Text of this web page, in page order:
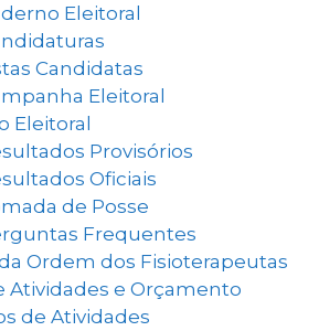
Eleitoral
Candidatas
Eleitoral
Eleitoral
Provisórios
Oficiais
de Posse
Frequentes
Ordem dos Fisioterapeutas
Atividades e Orçamento
de Atividades